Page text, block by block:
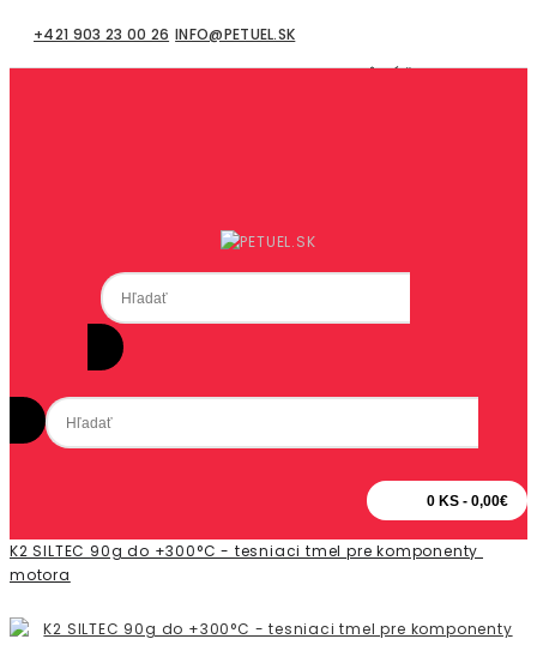
+421 903 23 00 26 INFO@PETUEL.SK
MÔJ ÚČET
0 KS - 0,00€
K2 SILTEC 90g do +300°C - tesniaci tmel pre komponenty
motora